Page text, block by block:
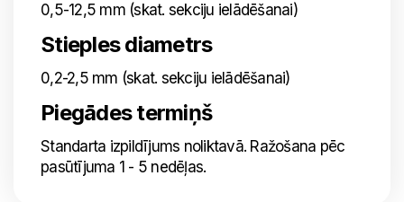
0,5-12,5 mm (skat. sekciju ielādēšanai)
Stieples diametrs
0,2-2,5 mm (skat. sekciju ielādēšanai)
Piegādes termiņš
Standarta izpildījums noliktavā. Ražošana pēc
pasūtījuma 1 - 5 nedēļas.